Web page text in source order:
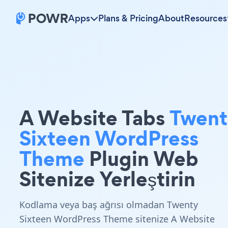
Apps Plans & PricingAboutResources
A Website Tabs
Sixteen WordPress
Theme Plugin Web
Sitenize Yerleştirin
Kodlama veya baş ağrısı olmadan Twenty
Sixteen WordPress Theme sitenize A Website